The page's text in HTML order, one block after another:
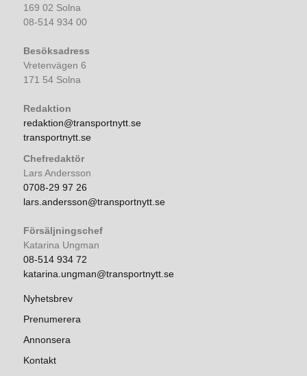
169 02 Solna
08-514 934 00
Besöksadress
Vretenvägen 6
171 54 Solna
Redaktion
redaktion@transportnytt.se
transportnytt.se
Chefredaktör
Lars Andersson
0708-29 97 26
lars.andersson@transportnytt.se
Försäljningschef
Katarina Ungman
08-514 934 72
katarina.ungman@transportnytt.se
Nyhetsbrev
Prenumerera
Annonsera
Kontakt